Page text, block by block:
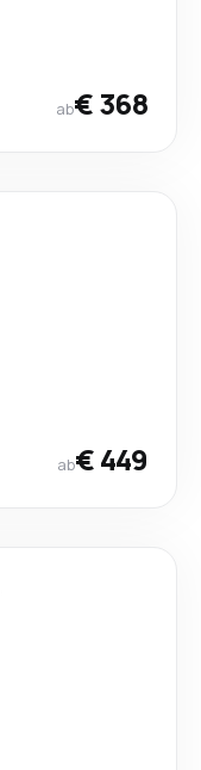
ab€ 368
ab€ 449